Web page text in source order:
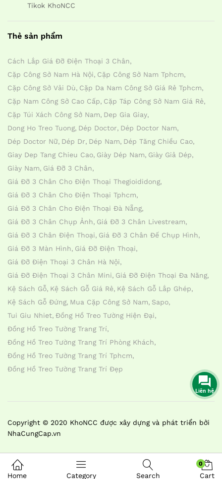
Tikok KhoNCC
Thẻ sản phẩm
Cách Lắp Giá Đỡ Điện Thoại 3 Chân
Cặp Công Sở Nam Hà Nội Cặp Công Sở Nam Tphcm
Cặp Công Sở Vải Dù Cặp Da Nam Công Sở Giá Rẻ Tphcm
Cặp Nam Công Sở Cao Cấp Cặp Táp Công Sở Nam Giá Rẻ
Cặp Túi Xách Công Sở Nam Dep Gia Giay
Dong Ho Treo Tuong Dép Doctor Dép Doctor Nam
Dép Doctor Nữ Dép Dr Dép Nam Dép Tăng Chiều Cao
Giay Dep Tang Chieu Cao Giày Dép Nam Giày Giả Dép
Giày Nam Giá Đỡ 3 Chân
Giá Đỡ 3 Chân Cho Điện Thoại Thegioididong
Giá Đỡ 3 Chân Cho Điện Thoại Tphcm
Giá Đỡ 3 Chân Cho Điện Thoại Đà Nẵng
Giá Đỡ 3 Chân Chụp Ảnh Giá Đỡ 3 Chân Livestream
Giá Đỡ 3 Chân Điện Thoại Giá Đỡ 3 Chân Đế Chụp Hình
Giá Đỡ 3 Màn Hình Giá Đỡ Điện Thoại
Giá Đỡ Điện Thoại 3 Chân Hà Nội
Giá Đỡ Điện Thoại 3 Chân Mini Giá Đỡ Điện Thoại Đa Năng
Kệ Sách Gỗ Kệ Sách Gỗ Giá Rẻ Kệ Sách Gỗ Lắp Ghép
Kệ Sách Gỗ Đứng Mua Cặp Công Sở Nam Sapo
Tui Giu Nhiet Đồng Hồ Treo Tường Hiện Đại
Đồng Hồ Treo Tường Trang Trí
Đồng Hồ Treo Tường Trang Trí Phòng Khách
Đồng Hồ Treo Tường Trang Trí Tphcm
Đồng Hồ Treo Tường Trang Trí Đẹp
Copyright © 2020 KhoNCC được xây dựng và phát triển bởi
NhaCungCap.vn
Home Category Search
0
Cart
Liên hệ